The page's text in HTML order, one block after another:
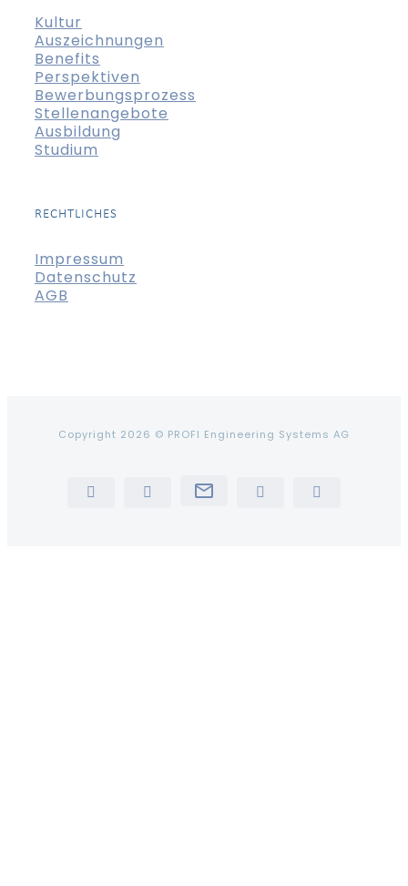
Kultur
Auszeichnungen
Benefits
Perspektiven
Bewerbungsprozess
Stellenangebote
Ausbildung
Studium
RECHTLICHES
Impressum
Datenschutz
AGB
Copyright 2026 © PROFI Engineering Systems AG
LinkedInYouTubeNewsletterInstagramTiktok